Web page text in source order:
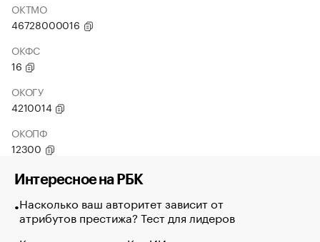
ОКТМО
46728000016
ОКФС
16
ОКОГУ
4210014
ОКОПФ
12300
Интересное на РБК
Насколько ваш авторитет зависит от
атрибутов престижа? Тест для лидеров